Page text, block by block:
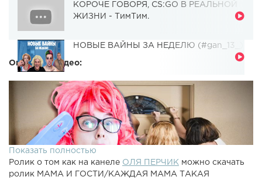
КОРОЧЕ ГОВОРЯ, CS:GO В РЕАЛЬНОЙ
ЖИЗНИ - ТимТим.
НОВЫЕ ВАЙНЫ ЗА НЕДЕЛЮ (#gan_13_)
Описание видео:
Показать полностью
Ролик о том как на канеле ОЛЯ ПЕРЧИК можно скачать
ролик МАМА И ГОСТИ/КАЖДАЯ МАМА ТАКАЯ